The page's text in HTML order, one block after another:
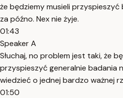
że będziemy musieli przyspieszyć
za późno. Nex nie żyje.
01:43
Speaker A
Słuchaj, no problem jest taki, że
przyspieszyć generalnie badania
wiedzieć o jednej bardzo ważnej
01:50